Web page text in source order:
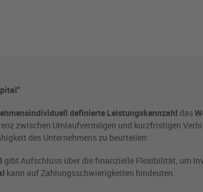
definierte Leistungskennzahl das
zwischen Umlaufvermögen und kurzfristigen
des Unternehmens zu beurteilen:
gibt Aufschluss über die finanzielle Flexibilität, um
kann auf Zahlungsschwierigkeiten hindeuten.